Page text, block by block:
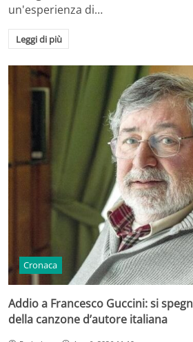
un'esperienza di…
Leggi di più
Cronaca
Addio a Francesco Guccini: si
della canzone d’autore italiana